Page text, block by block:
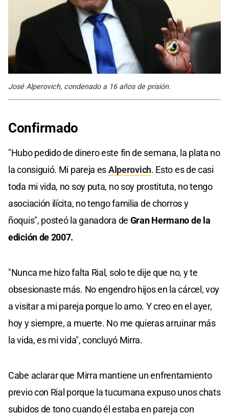
José Alperovich, condenado a 16 años de prisión.
Confirmado
"Hubo pedido de dinero este fin de semana, la plata no
la consiguió. Mi pareja esAlperovich. Esto es de casi
toda mi vida, no soy puta, no soy prostituta, no tengo
asociación ilícita, no tengo familia de chorros y
ñoquis", posteó la ganadora de Gran Hermano de la
edición de 2007.
"Nunca me hizo falta Rial, solo te dije que no, y te
obsesionaste más. No engendro hijos en la cárcel, voy
a visitar a mi pareja porque lo amo. Y creo en el ayer,
hoy y siempre, a muerte. No me quieras arruinar más
la vida, es mi vida", concluyó Mirra.
Cabe aclarar que Mirra mantiene un enfrentamiento
previo con Rial porque la tucumana expuso unos chats
subidos de tono cuando él estaba en pareja con